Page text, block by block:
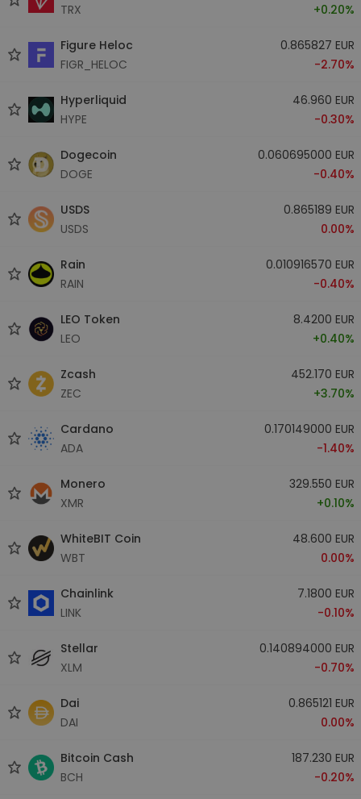
TRX
+0.20%
Figure Heloc
FIGR_HELOC
0.865827 EUR
-2.70%
Hyperliquid
HYPE
46.960 EUR
-0.30%
Dogecoin
DOGE
0.060695000 EUR
-0.40%
USDS
USDS
0.865189 EUR
0.00%
Rain
RAIN
0.010916570 EUR
-0.40%
LEO Token
LEO
8.4200 EUR
+0.40%
Zcash
ZEC
452.170 EUR
+3.70%
Cardano
ADA
0.170149000 EUR
-1.40%
Monero
XMR
329.550 EUR
+0.10%
WhiteBIT Coin
WBT
48.600 EUR
0.00%
Chainlink
LINK
7.1800 EUR
-0.10%
Stellar
XLM
0.140894000 EUR
-0.70%
Dai
DAI
0.865121 EUR
0.00%
Bitcoin Cash
BCH
187.230 EUR
-0.20%